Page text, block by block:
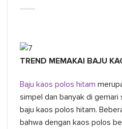
TREND MEMAKAI BAJU
Baju kaos polos hitam
simpel dan banyak di gemari
baju kaos polos hitam.
bahwa dengan kaos polos